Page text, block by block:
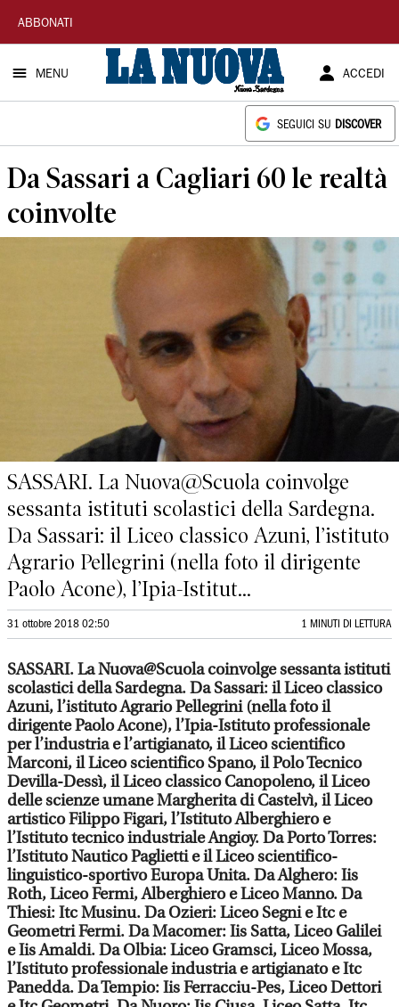
La
Nuova
Sardegna
ABBONATI
MENU ACCEDI
SEGUICI SU DISCOVER
Da Sassari a Cagliari 60 le realtà
coinvolte
SASSARI. La Nuova@Scuola coinvolge
sessanta istituti scolastici della Sardegna.
Da Sassari: il Liceo classico Azuni, l’istituto
Agrario Pellegrini (nella foto il dirigente
Paolo Acone), l’Ipia-Istitut...
31 ottobre 2018 02:50 1 MINUTI DI LETTURA
SASSARI. La Nuova@Scuola coinvolge sessanta istituti
scolastici della Sardegna. Da Sassari: il Liceo classico
Azuni, l’istituto Agrario Pellegrini (nella foto il
dirigente Paolo Acone), l’Ipia-Istituto professionale
per l’industria e l’artigianato, il Liceo scientifico
Marconi, il Liceo scientifico Spano, il Polo Tecnico
Devilla-Dessì, il Liceo classico Canopoleno, il Liceo
delle scienze umane Margherita di Castelvì, il Liceo
artistico Filippo Figari, l’Istituto Alberghiero e
l’Istituto tecnico industriale Angioy. Da Porto Torres:
l’Istituto Nautico Paglietti e il Liceo scientifico-
linguistico-sportivo Europa Unita. Da Alghero: Iis
Roth, Liceo Fermi, Alberghiero e Liceo Manno. Da
Thiesi: Itc Musinu. Da Ozieri: Liceo Segni e Itc e
Geometri Fermi. Da Macomer: Iis Satta, Liceo Galilei
e Iis Amaldi. Da Olbia: Liceo Gramsci, Liceo Mossa,
l’Istituto professionale industria e artigianato e Itc
Panedda. Da Tempio: Iis Ferracciu-Pes, Liceo Dettori